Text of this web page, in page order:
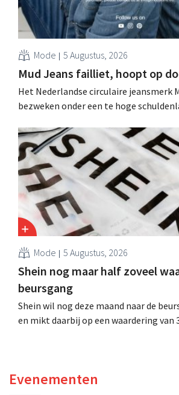
Mode 5 Augustus, 2026
Mud Jeans failliet, hoopt op
Het Nederlandse circulaire jeansmerk
bezweken onder een te hoge
evenwel dat het verhaal hiermee niet
Mode 5 Augustus, 2026
Shein nog maar half zoveel
beursgang
Shein wil nog deze maand naar de
en mikt daarbij op een waardering van
Evenementen